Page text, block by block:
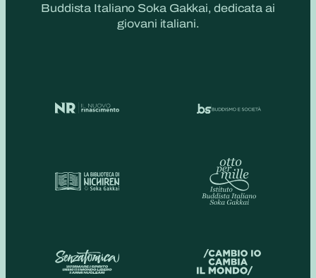
Buddista Italiano Soka Gakkai, dedicata ai
giovani italiani.